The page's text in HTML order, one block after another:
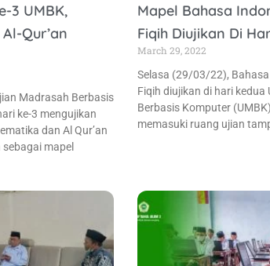
3 UMBK,
Qur’an
Madrasah Berbasis
ke-3 mengujikan
dan Al Qur’an
mapel
Mapel Bahasa
Fiqih Diujikan Di
March 29, 2022
Selasa (29/03/22),
Fiqih diujikan di hari kedua
Berbasis Komputer
memasuki ruang ujian